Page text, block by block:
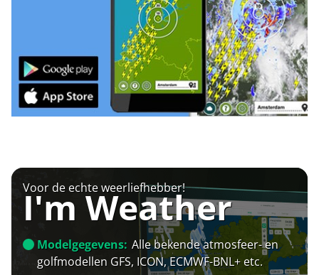
Voor de echte weerliefhebber!
I'm Weather
Modelgegevens: Alle bekende atmosfeer- en
golfmodellen GFS, ICON, ECMWF-BNL+ etc.